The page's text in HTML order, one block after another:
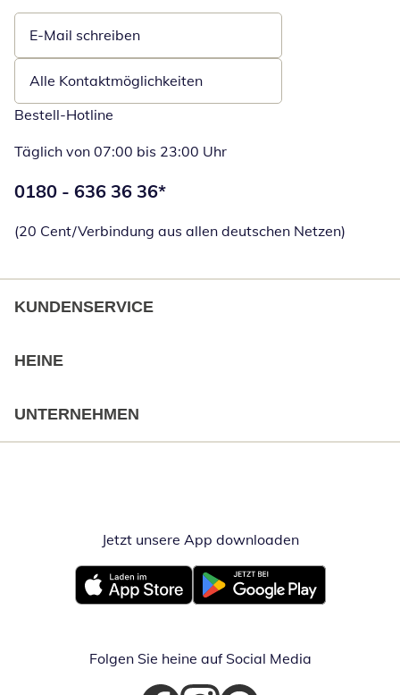
E-Mail schreiben
Öffnet E-Mail-Client
Alle Kontaktmöglichkeiten
Bestell-Hotline
Täglich von 07:00 bis 23:00 Uhr
Telefonnummer:
0180 - 636 36 36*
(20 Cent/Verbindung aus allen deutschen Netzen)
KUNDENSERVICE
HEINE
UNTERNEHMEN
Jetzt unsere App downloadenÖffnet in
Öffnet in neuem FensterÖffnet in neuem Fenster
Folgen Sie heine auf Social Media